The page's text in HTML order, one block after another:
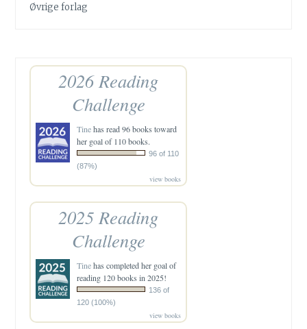
Øvrige forlag
2026 Reading
Challenge
Tinehas read 96 books toward
her goal of 110 books.
96 of 110
(87%)
view books
2025 Reading
Challenge
Tinehas completed her goal of
reading 120 books in 2025!
136 of
120 (100%)
view books